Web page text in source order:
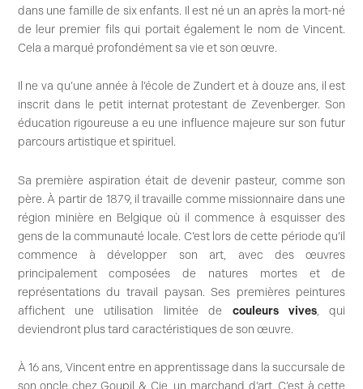
dans une famille de six enfants. Il est né un an après la mort-né
de leur premier fils qui portait également le nom de Vincent.
Cela a marqué profondément sa vie et son œuvre.
Il ne va qu’une année à l’école de Zundert et à douze ans, il est
inscrit dans le petit internat protestant de Zevenberger. Son
éducation rigoureuse a eu une influence majeure sur son futur
parcours artistique et spirituel.
Sa première aspiration était de devenir pasteur, comme son
père. À partir de 1879, il travaille comme missionnaire dans une
région minière en Belgique où il commence à esquisser des
gens de la communauté locale. C’est lors de cette période qu’il
commence à développer son art, avec des œuvres
principalement composées de natures mortes et de
représentations du travail paysan. Ses premières peintures
affichent une utilisation limitée de couleurs vives, qui
deviendront plus tard caractéristiques de son œuvre.
À 16 ans, Vincent entre en apprentissage dans la succursale de